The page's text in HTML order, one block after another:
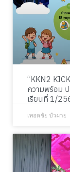
“KKN2
ความพร้อม
เรียนที่ 1/
เทอดชัย บัวผาย